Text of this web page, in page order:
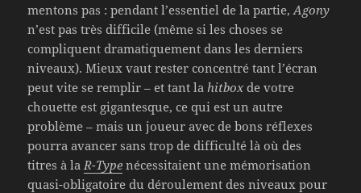
mentons pas : pendant l’essentiel de la partie,Agony
n’est pas très difficile (même si les choses se
compliquent dramatiquement dans les derniers
niveaux). Mieux vaut rester concentré tant l’écran
peut vite se remplir – et tant la hitboxde votre
chouette est gigantesque, ce qui est un autre
problème – mais un joueur avec de bons réflexes
pourra avancer sans trop de difficulté là où des
titres à la R-Type nécessitaient une mémorisation
quasi-obligatoire du déroulement des niveaux pour